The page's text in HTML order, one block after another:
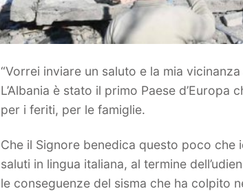
“Vorrei inviare un saluto e la mia
L’Albania è stato il primo Paese
per i feriti, per le famiglie.
Che il Signore benedica questo poco che
saluti in lingua italiana, al termine
le conseguenze del sisma che ha colpito